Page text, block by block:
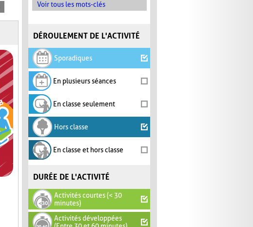
Voir tous les mots-clés
DÉROULEMENT DE L'ACTIVITÉ
Sporadiques
En plusieurs séances
En classe seulement
Hors classe
En classe et hors classe
DURÉE DE L'ACTIVITÉ
Activités courtes (< 30
minutes)
Activités développées